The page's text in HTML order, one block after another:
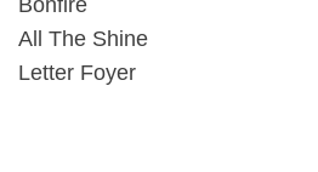
All The Shine
Letter Foyer